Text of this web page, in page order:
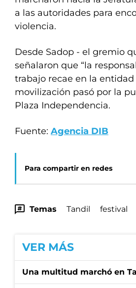
a las autoridades para
violencia.
Desde Sadop - el gremio
señalaron que “la
trabajo recae en la
movilización pasó por la
Plaza Independencia.
Fuente: Agencia DIB
Para compartir en redes
Temas Tandil festival
VER MÁS
Una multitud marchó en